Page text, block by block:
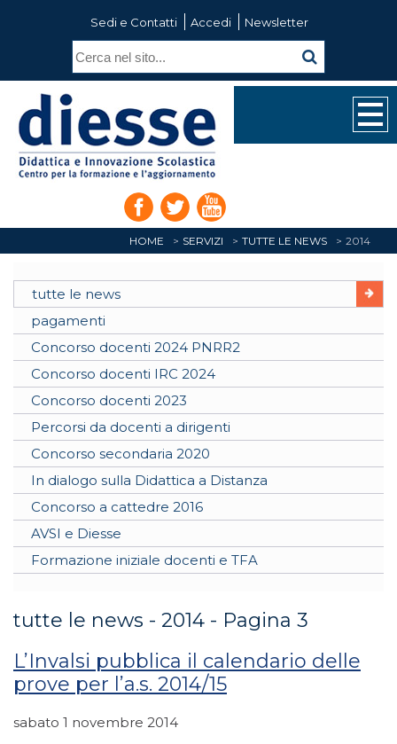
Sedi e Contatti Accedi Newsletter
HOME SERVIZI TUTTE LE NEWS 2014
tutte le news
pagamenti
Concorso docenti 2024 PNRR2
Concorso docenti IRC 2024
Concorso docenti 2023
Percorsi da docenti a dirigenti
Concorso secondaria 2020
In dialogo sulla Didattica a Distanza
Concorso a cattedre 2016
AVSI e Diesse
Formazione iniziale docenti e TFA
tutte le news - 2014 - Pagina 3
L’Invalsi pubblica il calendario delle
prove per l’a.s. 2014/15
sabato 1 novembre 2014